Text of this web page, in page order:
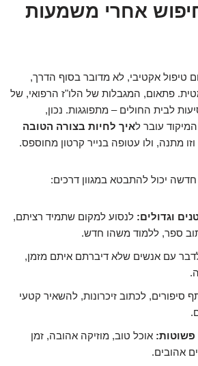
אחרי משמעות
טיפול אקטיבי, לא מדובר בסוף הדרך,
פתאום, המגבלות של הלו"ז הרפואי, של
לבית החולים – מתפוגגות. נכון,
עובר לאיך לחיות בצורה הטובה
מתנה, ולו עטופה בנייר קרטון מחוספס.
יכול להתבטא במגוון דרכים:
וגדולים: לנסוע למקום שתמיד רציתם,
ספר, ללמוד משהו חדש.
עם אנשים שלא דיברתם איתם מזמן,
סיפורים, לכתוב זיכרונות, להשאיר קטעי
אוכל טוב, מוזיקה אהובה, זמן
אהובים.